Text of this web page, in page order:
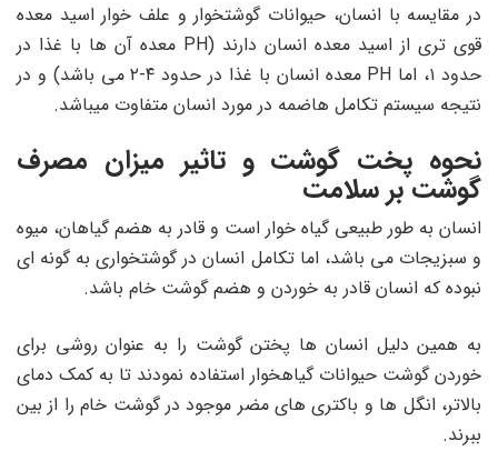
در مقایسه با انسان، حیوانات گوشتخوار و علف خوار اسید معده
قوی تری از اسید معده انسان دارند (PH معده آن ها با غذا در
حدود ۱، اما
PH
معده انسان با غذا در حدود ۴-۲ می باشد) و در
نتیجه سیستم تکامل هاضمه در مورد انسان متفاوت میباشد.
نحوه پخت گوشت و تاثیر میزان مصرف
گوشت بر سلامت
انسان به طور طبیعی گیاه خوار است و قادر به هضم گیاهان، میوه
و سبزیجات می باشد، اما تکامل انسان در گوشتخواری به گونه ای
نبوده که انسان قادر به خوردن و هضم گوشت خام باشد.
به همین دلیل انسان ها پختن گوشت را به عنوان روشی برای
خوردن گوشت حیوانات گیاهخوار استفاده نمودند تا به کمک دمای
بالاتر، انگل ها و باکتری های مضر موجود در گوشت خام را از بین
ببرند.